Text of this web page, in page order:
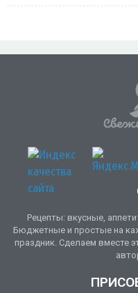
Рецепты: вкусные,
Бюджетные и простые на
праздник. Сделаем вместе